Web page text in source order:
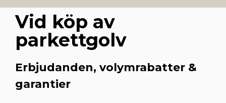
Vid köp av
parkettgolv​
Erbjudanden, volymrabatter &
garantier